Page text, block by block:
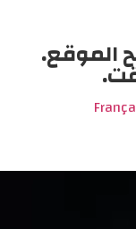
الموقع.